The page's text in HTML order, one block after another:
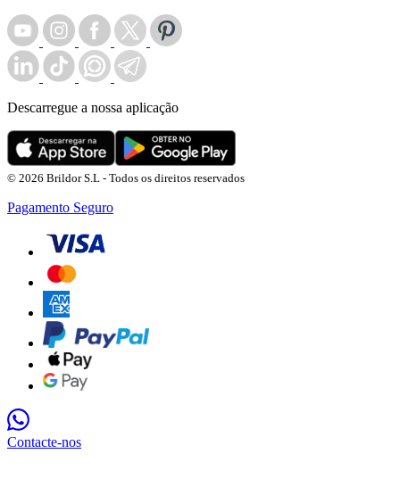
Descarregue a nossa aplicação
© 2026 Brildor S.L - Todos os direitos reservados
Pagamento Seguro
Contacte-nos